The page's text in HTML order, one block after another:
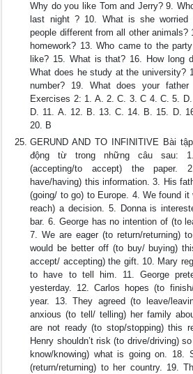
Why do you like Tom and Jerry? 9.
last night ? 10. What is she worried
people different from all other animals?
homework? 13. Who came to the
like? 15. What is that? 16. How long
What does he study at the university?
number? 19. What does your
Exercises 2: 1. A. 2. C. 3. C 4. C. 5.
D. 11. A. 12. B. 13. C. 14. B. 15. D.
20. B
GERUND AND TO INFINITIVE Bài
động từ trong những câu sau:
(accepting/to accept) the paper.
have/having) this information. 3. His
(going/ to go) to Europe. 4. We found
reach) a decision. 5. Donna is
bar. 6. George has no intention of (to
7. We are eager (to return/returning)
would be better off (to buy/ buying)
accept/ accepting) the gift. 10. Mary
to have to tell him. 11. George
yesterday. 12. Carlos hopes (to
year. 13. They agreed (to leave/
anxious (to tell/ telling) her family
are not ready (to stop/stopping) this
Henry shouldn’t risk (to drive/driving)
know/knowing) what is going on. 18.
(return/returning) to her country. 19.